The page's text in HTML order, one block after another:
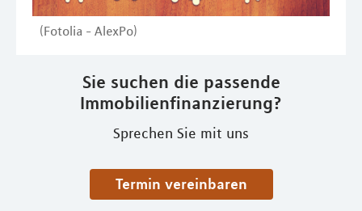
(Fotolia - AlexPo)
Sie suchen die passende
Immobilienfinanzierung?
Sprechen Sie mit uns
Termin vereinbaren